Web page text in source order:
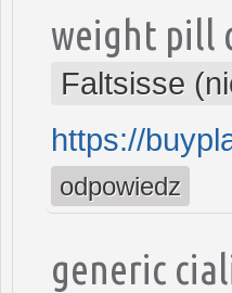
weight pill
Faltsisse
https://
odpowiedz
generic